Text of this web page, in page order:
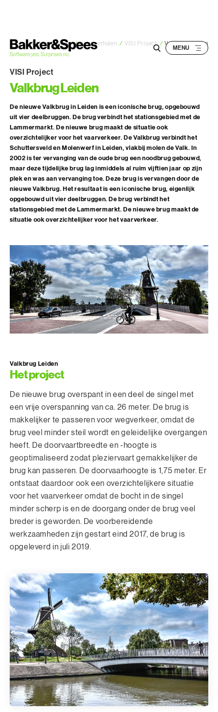
Bakker&Spees / Klantverhalen / VISI Project / Valkbrug Leiden
VISI Project
Valkbrug Leiden
De nieuwe Valkbrug in Leiden is een iconische brug, opgebouwd
uit vier deelbruggen. De brug verbindt het stationsgebied met de
Lammermarkt. De nieuwe brug maakt de situatie ook
overzichtelijker voor het vaarverkeer. De Valkbrug verbindt het
Schuttersveld en Molenwerf in Leiden, vlakbij molen de Valk. In
2002 is ter vervanging van de oude brug een noodbrug gebouwd,
maar deze tijdelijke brug lag inmiddels al ruim vijftien jaar op zijn
plek en was aan vervanging toe. Deze brug is vervangen door de
nieuwe Valkbrug. Het resultaat is een iconische brug, eigenlijk
opgebouwd uit vier deelbruggen. De brug verbindt het
stationsgebied met de Lammermarkt. De nieuwe brug maakt de
situatie ook overzichtelijker voor het vaarverkeer.
Valkbrug Leiden
Het project
De nieuwe brug overspant in een deel de singel met
een vrije overspanning van ca. 26 meter. De brug is
makkelijker te passeren voor wegverkeer, omdat de
brug veel minder steil wordt en geleidelijke overgangen
heeft. De doorvaartbreedte en -hoogte is
geoptimaliseerd zodat pleziervaart gemakkelijker de
brug kan passeren. De doorvaarhoogte is 1,75 meter. Er
ontstaat daardoor ook een overzichtelijkere situatie
voor het vaarverkeer omdat de bocht in de singel
minder scherp is en de doorgang onder de brug veel
breder is geworden. De voorbereidende
werkzaamheden zijn gestart eind 2017, de brug is
opgeleverd in juli 2019.